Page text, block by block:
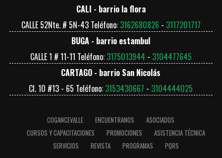
CALI - barrio la flora
CALLE 52Nte. # 5N-43 Teléfono: 3162680826 - 3117201717
BUGA - barrio estambul
CALLE 1 # 11-11 Teléfono: 3175013944 - 3104477645
CARTAGO - barrio San Nicolás
Cl. 10 #13 - 65 Teléfono: 3153430667 - 3104444025
COGANCEVALLE ENCUENTRANOS
ASOCIADOS
CURSOS Y CAPACITACIONES
PROMOCIONES
ASISTENCIA TÉCNICA
SERVICIOS
REVISTA PROGRAMAS PQRS